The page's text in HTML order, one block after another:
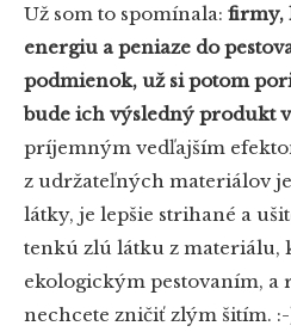
Už som to spomínala: firmy,
energiu a peniaze do
podmienok, už si potom
bude ich výsledný produkt
príjemným vedľajším
z udržateľných materiálov
látky, je lepšie strihané a
tenkú zlú látku z materiálu,
ekologickým pestovaním, a
nechcete zničiť zlým šitím.